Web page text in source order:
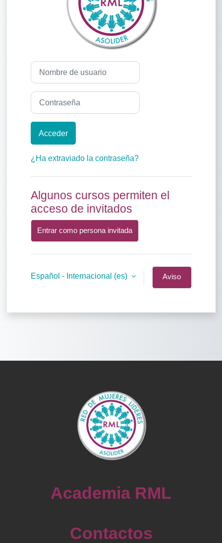
Nombre de usuario
Contraseña
Acceder
¿Ha extraviado la contraseña?
Algunos cursos permiten el
acceso de invitados
Entrar como persona invitada
Español - Internacional ‎(es)‎
Aviso
Academia RML
Contactos